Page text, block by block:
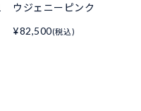
ウジェニーピンク
¥82,500(税込)